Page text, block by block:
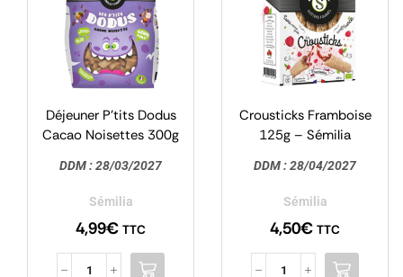
Déjeuner P’tits Dodus
Cacao Noisettes 300g
Sémilia
DDM :28/03/2027
Sémilia
4,99€ TTC
Crousticks Framboise
125g – Sémilia
DDM : 28/04/2027
Sémilia
4,50€ TTC